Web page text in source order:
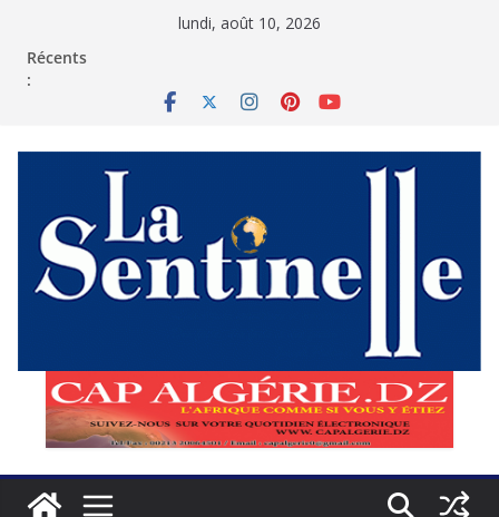
lundi, août 10, 2026
Récents
: